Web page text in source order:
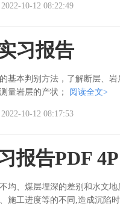
2022-10-12 08:22:49
习报告
基本判别方法，了解断层、
量岩层的产状； 阅读全文>
2022-10-12 08:17:53
报告PDF 4P
均、煤层埋深的差别和水文
施工进度等的不同,造成沉陷